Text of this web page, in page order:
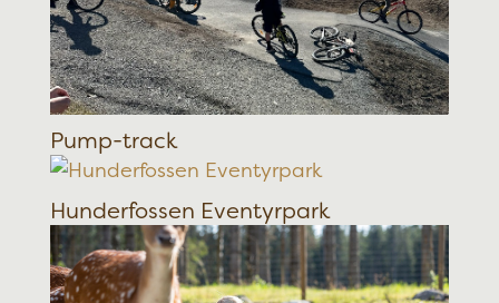
Pump-track
Hunderfossen Eventyrpark